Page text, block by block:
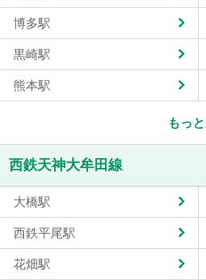
博多駅
黒崎駅
熊本駅
もっ
西鉄天神大牟田線
大橋駅
西鉄平尾駅
花畑駅